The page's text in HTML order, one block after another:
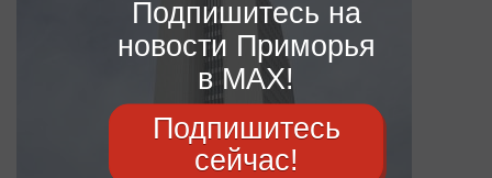
Подпишитесь на
новости Приморья
в MAX!
Подпишитесь
сейчас!